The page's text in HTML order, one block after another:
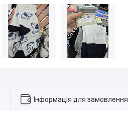
Інформація для замовлення